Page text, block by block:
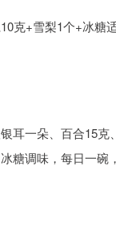
克+雪梨1个+冰糖
耳一朵、百合15克
糖调味，每日一碗